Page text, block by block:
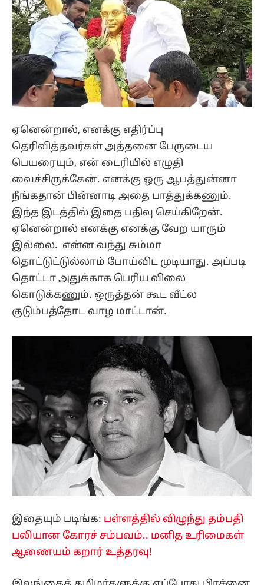
ஏனென்றால், எனக்கு எதிர்ப்பு
தெரிவித்தவர்கள் அத்தனை பேருடைய
பெயரையும், என் டைரியில் எழுதி
வைச்சிருக்கேன். எனக்கு ஒரு ஆபத்துன்னா
நீங்கதான் பின்னாடி அதை பாத்துக்கணும்.
இந்த இடத்தில் இதை பதிவு செய்கிறேன்.
ஏனென்றால் எனக்கு எனக்கு வேற யாரும்
இல்லை. என்ன வந்து சும்மா
தொட்டுட்டுல்லாம் போய்விட முடியாது. அப்படி
தொட்டா அதுக்காக பெரிய விலை
கொடுக்கணும். ஒருத்தன் கூட வீட்ல
குடும்பத்தோட வாழ மாட்டான்.
இதையும் படிங்க: பள்ளத்தில் விழுந்து தம்பதி
பலியான கோரச் சம்பவம்.. மனித உரிமைகள்
ஆணையம் கறார் உத்தரவு!